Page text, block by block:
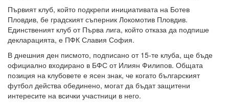
Първият клуб, който подкрепи инициативата на Ботев
Пловдив, бе градският съперник Локомотив Пловдив.
Единственият клуб от Първа лига, който отказа да подпише
декларацията, е ПФК Славия София.
В днешния ден писмото, подписано от 15-те клуба, ще бъде
официално входирано в БФС от Илиян Филипов. Общата
позиция на клубовете е ясен знак, че когато българският
футбол действа обединено, могат да бъдат защитени
интересите на всички участници в него.